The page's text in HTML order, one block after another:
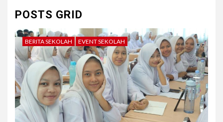
POSTS GRID
BERITA SEKOLAH EVENT SEKOLAH